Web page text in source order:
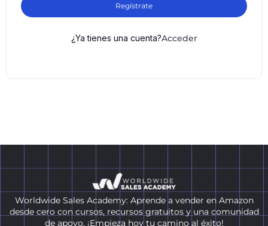
Regístrate
¿Ya tienes una cuenta?Acceder
Worldwide Sales Academy: Aprende a vender en Amazon
desde cero con cursos, recursos gratuitos y una comunidad
de apoyo. ¡Empieza hoy tu camino al éxito!